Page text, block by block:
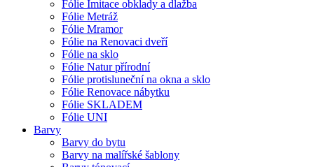
Fólie Imitace obklady a dlažba
Fólie Metráž
Fólie Mramor
Fólie na Renovaci dveří
Fólie na sklo
Fólie Natur přírodní
Fólie protisluneční na okna a sklo
Fólie Renovace nábytku
Fólie SKLADEM
Fólie UNI
Barvy
Barvy do bytu
Barvy na malířské šablony